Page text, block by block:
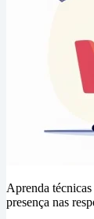
Aprenda
presença nas